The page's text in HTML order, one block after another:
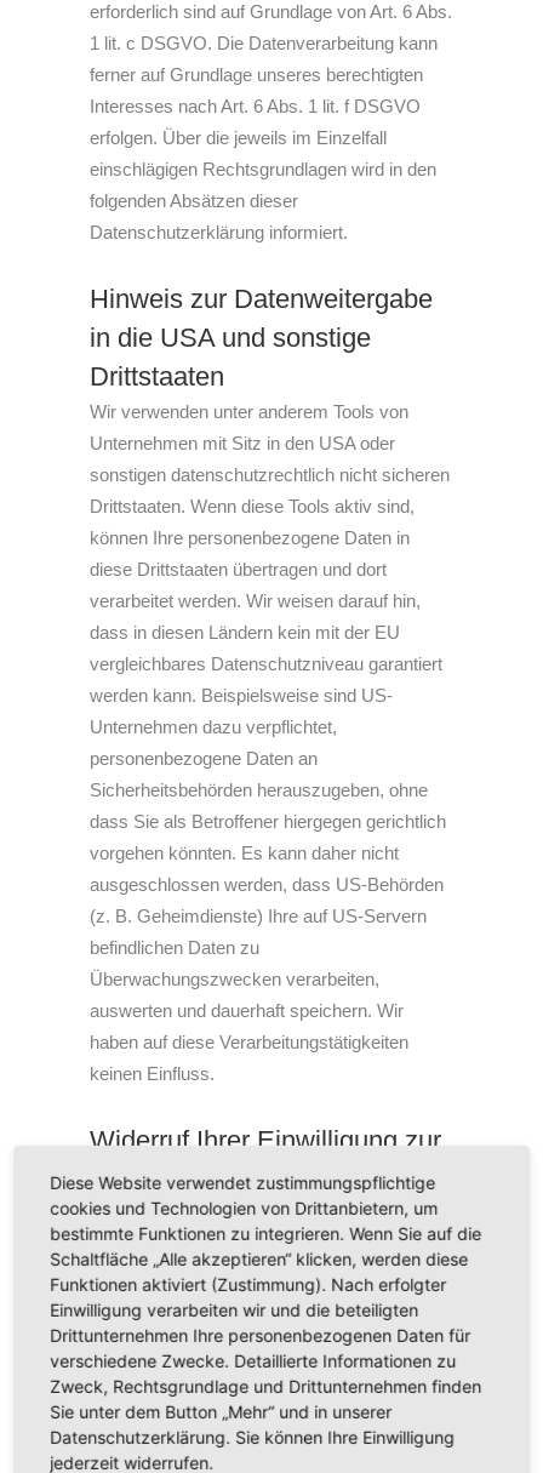
erforderlich sind auf Grundlage von Art. 6 Abs.
1 lit. c DSGVO. Die Datenverarbeitung kann
ferner auf Grundlage unseres berechtigten
Interesses nach Art. 6 Abs. 1 lit. f DSGVO
erfolgen. Über die jeweils im Einzelfall
einschlägigen Rechtsgrundlagen wird in den
folgenden Absätzen dieser
Datenschutzerklärung informiert.
Hinweis zur Datenweitergabe
in die USA und sonstige
Drittstaaten
Wir verwenden unter anderem Tools von
Unternehmen mit Sitz in den USA oder
sonstigen datenschutzrechtlich nicht sicheren
Drittstaaten. Wenn diese Tools aktiv sind,
können Ihre personenbezogene Daten in
diese Drittstaaten übertragen und dort
verarbeitet werden. Wir weisen darauf hin,
dass in diesen Ländern kein mit der EU
vergleichbares Datenschutzniveau garantiert
werden kann. Beispielsweise sind US-
Unternehmen dazu verpflichtet,
personenbezogene Daten an
Sicherheitsbehörden herauszugeben, ohne
dass Sie als Betroffener hiergegen gerichtlich
vorgehen könnten. Es kann daher nicht
ausgeschlossen werden, dass US-Behörden
(z. B. Geheimdienste) Ihre auf US-Servern
befindlichen Daten zu
Überwachungszwecken verarbeiten,
auswerten und dauerhaft speichern. Wir
haben auf diese Verarbeitungstätigkeiten
keinen Einfluss.
Widerruf Ihrer Einwilligung zur
Datenverarbeitung
Viele Datenverarbeitungsvorgänge sind nur
mit Ihrer ausdrücklichen Einwilligung möglich.
Sie können eine bereits erteilte Einwilligung
jederzeit widerrufen. Die Rechtmäßigkeit der
bis zum Widerruf erfolgten Datenverarbeitung
bleibt vom Widerruf unberührt.
Widerspruchsrecht gegen die
Diese Website verwendet zustimmungspflichtige
cookies und Technologien von Drittanbietern, um
bestimmte Funktionen zu integrieren. Wenn Sie auf die
Schaltfläche „Alle akzeptieren“ klicken, werden diese
Funktionen aktiviert (Zustimmung). Nach erfolgter
Einwilligung verarbeiten wir und die beteiligten
Drittunternehmen Ihre personenbezogenen Daten für
verschiedene Zwecke. Detaillierte Informationen zu
Zweck, Rechtsgrundlage und Drittunternehmen finden
Sie unter dem Button „Mehr“ und in unserer
Datenschutzerklärung. Sie können Ihre Einwilligung
jederzeit widerrufen.